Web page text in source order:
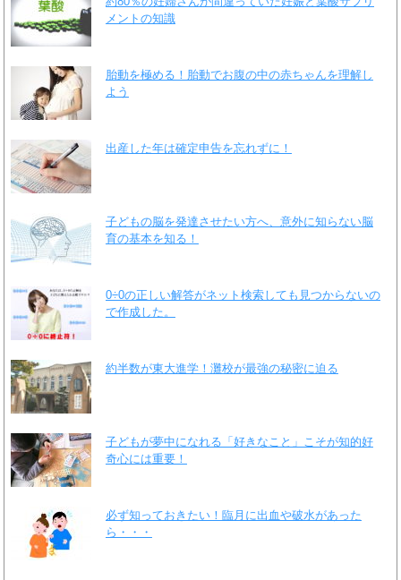
メントの知識
胎動を極める！胎動でお腹の中の赤ちゃんを理解し
よう
出産した年は確定申告を忘れずに！
子どもの脳を発達させたい方へ、意外に知らない脳
育の基本を知る！
0÷0の正しい解答がネット検索しても見つからないの
で作成した。
約半数が東大進学！灘校が最強の秘密に迫る
子どもが夢中になれる「好きなこと」こそが知的好
奇心には重要！
必ず知っておきたい！臨月に出血や破水があった
ら・・・